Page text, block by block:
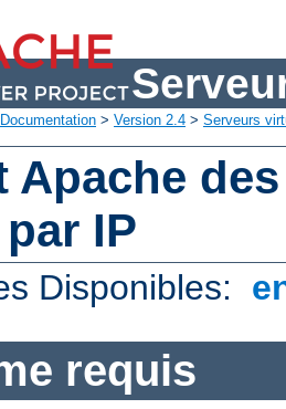
Documentation > Version 2.4 > Serveurs
Apache
IP
Disponibles:
requis